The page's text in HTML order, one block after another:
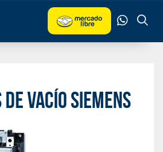
Vacío Siemens